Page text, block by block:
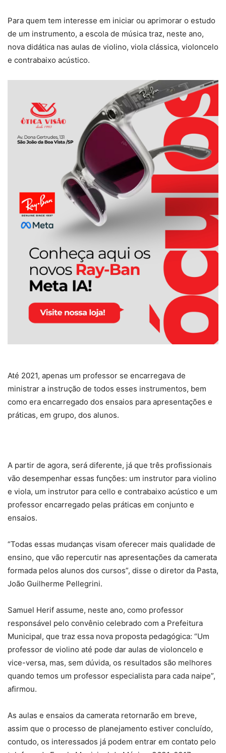
Para quem tem interesse em iniciar ou aprimorar o estudo
de um instrumento, a escola de música traz, neste ano,
nova didática nas aulas de violino, viola clássica, violoncelo
e contrabaixo acústico.
Até 2021, apenas um professor se encarregava de
ministrar a instrução de todos esses instrumentos, bem
como era encarregado dos ensaios para apresentações e
práticas, em grupo, dos alunos.
A partir de agora, será diferente, já que três profissionais
vão desempenhar essas funções: um instrutor para violino
e viola, um instrutor para cello e contrabaixo acústico e um
professor encarregado pelas práticas em conjunto e
ensaios.
“Todas essas mudanças visam oferecer mais qualidade de
ensino, que vão repercutir nas apresentações da camerata
formada pelos alunos dos cursos”, disse o diretor da Pasta,
João Guilherme Pellegrini.
Samuel Herif assume, neste ano, como professor
responsável pelo convênio celebrado com a Prefeitura
Municipal, que traz essa nova proposta pedagógica: “Um
professor de violino até pode dar aulas de violoncelo e
vice-versa, mas, sem dúvida, os resultados são melhores
quando temos um professor especialista para cada naipe”,
afirmou.
As aulas e ensaios da camerata retornarão em breve,
assim que o processo de planejamento estiver concluído,
contudo, os interessados já podem entrar em contato pelo